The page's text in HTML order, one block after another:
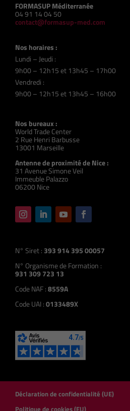
FORMASUP Méditerranée
04 91 14 04 50
contact@formasup-med.com
Nos horaires :
Lundi – Jeudi :
9h00 – 12h15 et 13h45 – 17h00
Vendredi :
9h00 – 12h15 et 13h45 – 16h00
Nos bureaux :
World Trade Center
2 Rue Henri Barbusse
13001 Marseille
Antenne de proximité de Nice :
31 Avenue Simone Veil
Immeuble Palazzo
06200 Nice
N° Siret : 393 914 395 00057
N° Organisme de Formation :
931 309 723 13
Code NAF :8559A
Code UAI :0133489X
Déclaration de confidentialité (UE)